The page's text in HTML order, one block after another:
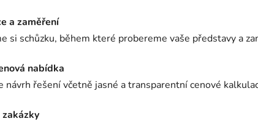
a zaměření
si schůzku, během které probereme vaše představy a
nabídka
návrh řešení včetně jasné a transparentní cenové
zakázky